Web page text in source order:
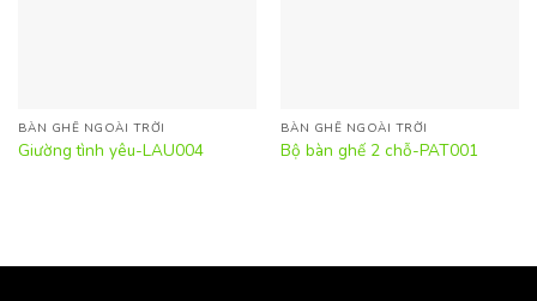
BÀN GHẾ NGOÀI TRỜI
Giường tình yêu-LAU004
BÀN GHẾ NGOÀI TRỜI
Bộ bàn ghế 2 chỗ-PAT001